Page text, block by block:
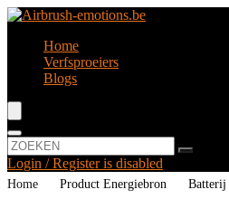
Home
Verfsproeiers
Blogs
Login / Register is disabled
Home Product Energiebron ‎Batterij